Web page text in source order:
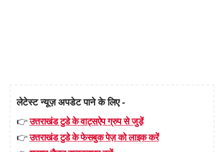
लेटेस्ट न्यूज़ अपडेट पाने के लिए -
👉उत्तराखंड टुडे के वाट्सऐप ग्रुप से जुड़ें
👉उत्तराखंड टुडे के फेसबुक पेज़ को लाइक करें